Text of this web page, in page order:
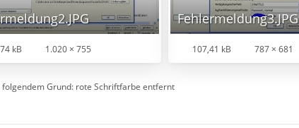
kB 1.020 × 755
Fehlermeldung3.JPG
107,41 kB 787 × 681
folgendem Grund: rote Schriftfarbe entfernt